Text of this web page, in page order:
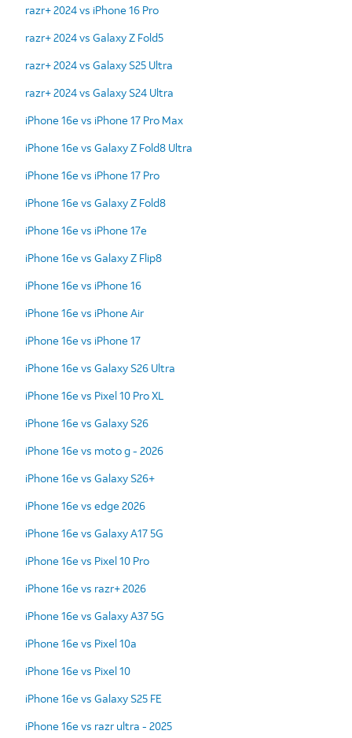
razr+ 2024 vs iPhone 16 Pro
razr+ 2024 vs Galaxy Z Fold5
razr+ 2024 vs Galaxy S25 Ultra
razr+ 2024 vs Galaxy S24 Ultra
iPhone 16e vs iPhone 17 Pro Max
iPhone 16e vs Galaxy Z Fold8 Ultra
iPhone 16e vs iPhone 17 Pro
iPhone 16e vs Galaxy Z Fold8
iPhone 16e vs iPhone 17e
iPhone 16e vs Galaxy Z Flip8
iPhone 16e vs iPhone 16
iPhone 16e vs iPhone Air
iPhone 16e vs iPhone 17
iPhone 16e vs Galaxy S26 Ultra
iPhone 16e vs Pixel 10 Pro XL
iPhone 16e vs Galaxy S26
iPhone 16e vs moto g - 2026
iPhone 16e vs Galaxy S26+
iPhone 16e vs edge 2026
iPhone 16e vs Galaxy A17 5G
iPhone 16e vs Pixel 10 Pro
iPhone 16e vs razr+ 2026
iPhone 16e vs Galaxy A37 5G
iPhone 16e vs Pixel 10a
iPhone 16e vs Pixel 10
iPhone 16e vs Galaxy S25 FE
iPhone 16e vs razr ultra - 2025